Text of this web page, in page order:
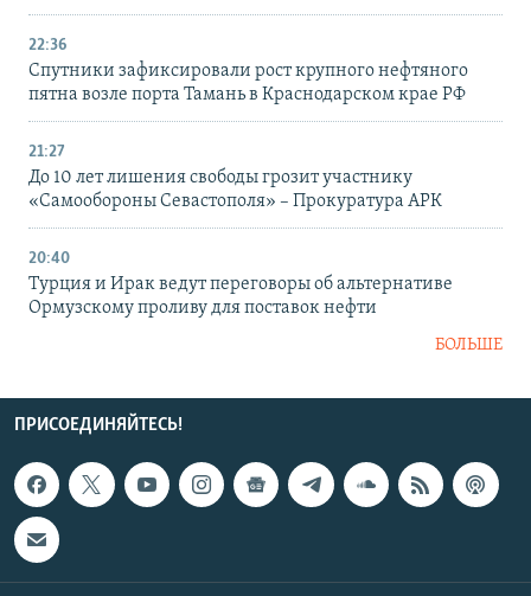
22:36
Спутники зафиксировали рост крупного нефтяного
пятна возле порта Тамань в Краснодарском крае РФ
21:27
До 10 лет лишения свободы грозит участнику
«Самообороны Севастополя» – Прокуратура АРК
20:40
Турция и Ирак ведут переговоры об альтернативе
Ормузскому проливу для поставок нефти
БОЛЬШЕ
ПРИСОЕДИНЯЙТЕСЬ!